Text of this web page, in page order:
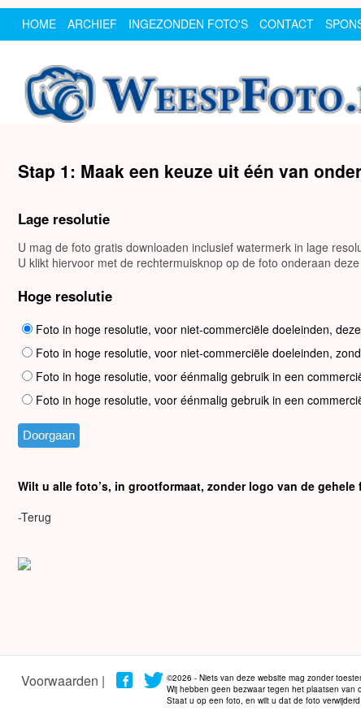
HOME ARCHIEF INGEZONDEN FOTO'S CONTACT
Stap 1: Maak een keuze uit één van
Lage resolutie
U mag de foto gratis downloaden inclusief watermerk in lage
U klikt hiervoor met de rechtermuisknop op de foto onderaan
Hoge resolutie
Foto in hoge resolutie, voor niet-commerciële doeleinden,
Foto in hoge resolutie, voor niet-commerciële doeleinden,
Foto in hoge resolutie, voor éénmalig gebruik in een
Foto in hoge resolutie, voor éénmalig gebruik in een
Wilt u alle foto’s, in grootformaat, zonder logo van de
-Terug
Voorwaarden |
©2026 - Niets van deze website mag zonder
Wij hebben geen bezwaar tegen het plaatsen van
Staat u op een foto, en wilt u dat de foto